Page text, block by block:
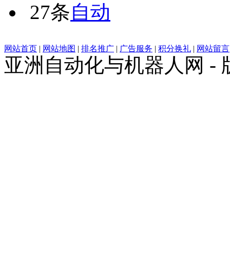
27条自动
网站首页 | 网站地图 | 排名推广 | 广告服务 | 积分换礼 | 网站留言
亚洲自动化与机器人网 -